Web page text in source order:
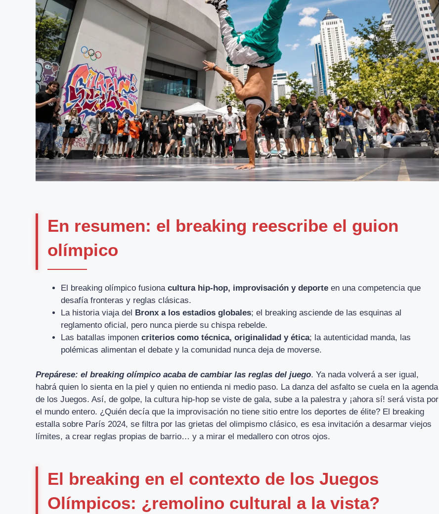
En resumen: el breaking reescribe el guion
olímpico
El breaking olímpico fusiona cultura hip-hop, improvisación y deporte en una competencia que
desafía fronteras y reglas clásicas.
La historia viaja del Bronx a los estadios globales; el breaking asciende de las esquinas al
reglamento oficial, pero nunca pierde su chispa rebelde.
Las batallas imponen criterios como técnica, originalidad y ética; la autenticidad manda, las
polémicas alimentan el debate y la comunidad nunca deja de moverse.
Prepárese: el breaking olímpico acaba de cambiar las reglas del juego. Ya nada volverá a ser igual,
habrá quien lo sienta en la piel y quien no entienda ni medio paso. La danza del asfalto se cuela en la agenda
de los Juegos. Así, de golpe, la cultura hip-hop se viste de gala, sube a la palestra y ¡ahora sí! será vista por
el mundo entero. ¿Quién decía que la improvisación no tiene sitio entre los deportes de élite? El breaking
estalla sobre París 2024, se filtra por las grietas del olimpismo clásico, es esa invitación a desarmar viejos
límites, a crear reglas propias de barrio… y a mirar el medallero con otros ojos.
El breaking en el contexto de los Juegos
Olímpicos: ¿remolino cultural a la vista?